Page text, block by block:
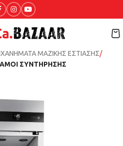
ΜΑΖΙΚΗΣ ΕΣΤΙΑΣΗΣ
ΣΥΝΤΗΡΗΣΗΣ